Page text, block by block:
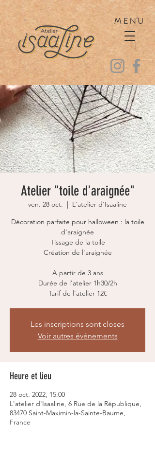
MENU
Atelier "toile d'araignée"
ven. 28 oct.
  |
L'atelier d'Isaaline
Décoration parfaite pour halloween : la toile
d'araignée
Tissage de la toile
Création de l'araignée
A partir de 3 ans
Durée de l'atelier 1h30/2h
Tarif de l'atelier 12€
Les inscriptions sont closes
Voir autres événements
Heure et lieu
28 oct. 2022, 15:00
L'atelier d'Isaaline, 6 Rue de la République,
83470 Saint-Maximin-la-Sainte-Baume,
France